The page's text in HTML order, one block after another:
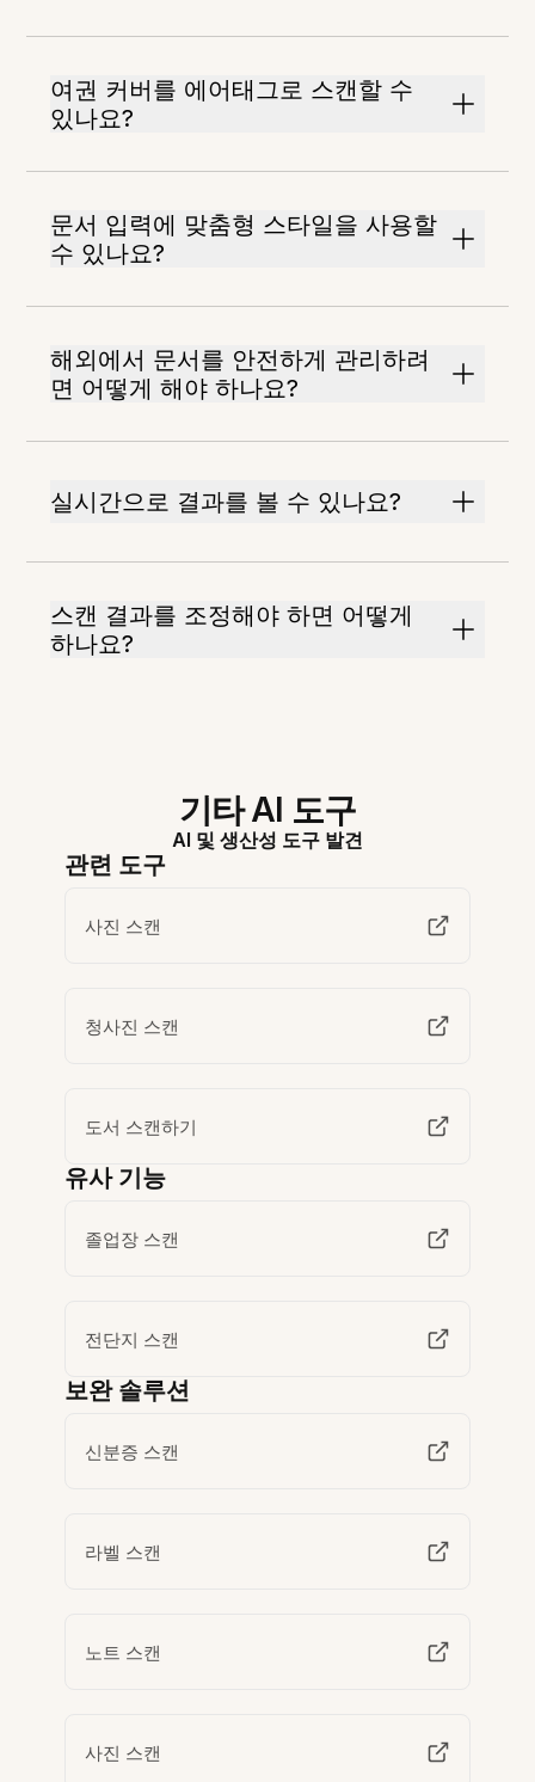
여권 커버를 에어태그로 스캔할 수
있나요?
문서 입력에 맞춤형 스타일을 사용할
수 있나요?
해외에서 문서를 안전하게 관리하려
면 어떻게 해야 하나요?
실시간으로 결과를 볼 수 있나요?
스캔 결과를 조정해야 하면 어떻게
하나요?
기타 AI 도구
AI 및 생산성 도구 발견
관련 도구
사진 스캔
청사진 스캔
도서 스캔하기
유사 기능
졸업장 스캔
전단지 스캔
보완 솔루션
신분증 스캔
라벨 스캔
노트 스캔
사진 스캔